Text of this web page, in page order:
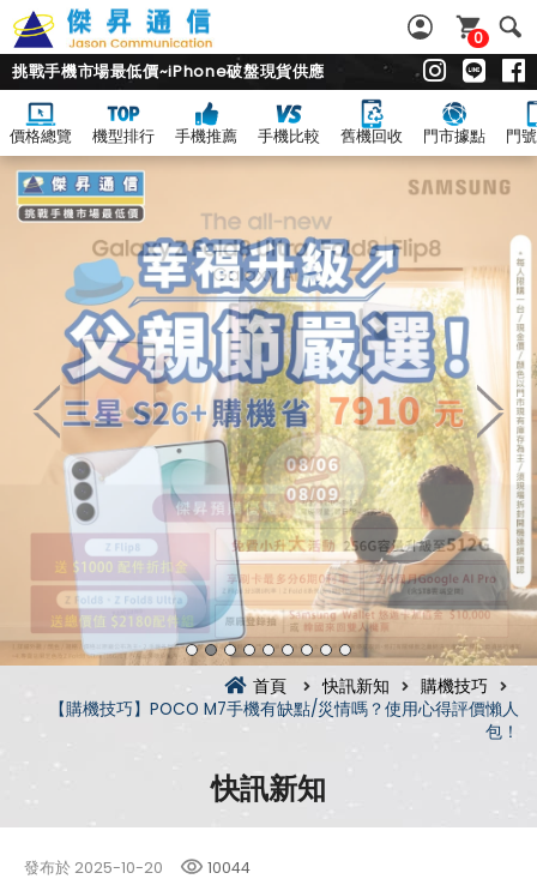
0
挑戰手機市場最低價~iPhone破盤現貨供應
價格總覽 機型排行 手機推薦 手機比較 舊機回收 門市據點 門
首頁 快訊新知
購機技巧
【購機技巧】POCO M7手機有缺點/災情嗎？使用心得評價懶人
包！
快訊新知
發布於 2025-10-20 10044